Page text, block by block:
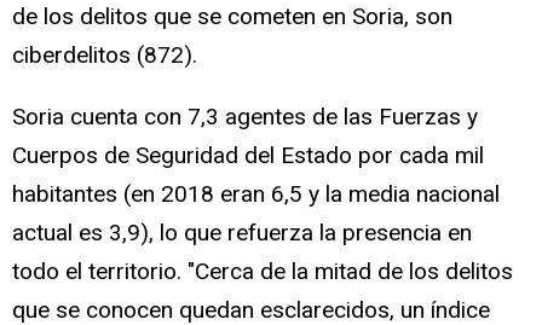
de los delitos que se cometen en Soria, son
ciberdelitos (872).
Soria cuenta con 7,3 agentes de las Fuerzas y
Cuerpos de Seguridad del Estado por cada mil
habitantes (en 2018 eran 6,5 y la media nacional
actual es 3,9), lo que refuerza la presencia en
todo el territorio. "Cerca de la mitad de los delitos
que se conocen quedan esclarecidos, un índice